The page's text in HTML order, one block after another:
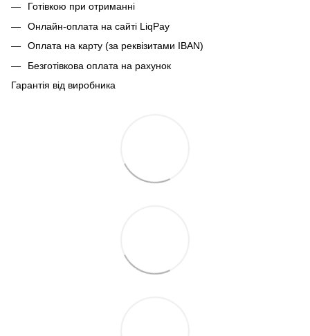
Готівкою при отриманні
Онлайн-оплата на сайті LiqPay
Оплата на карту (за реквізитами IBAN)
Безготівкова оплата на рахунок
Гарантія від виробника